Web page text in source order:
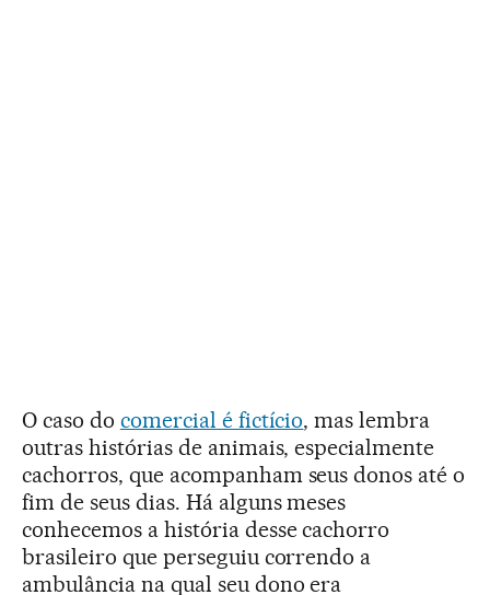
O caso do comercial é fictício, mas lembra
outras histórias de animais, especialmente
cachorros, que acompanham seus donos até o
fim de seus dias. Há alguns meses
conhecemos a história desse cachorro
brasileiro que perseguiu correndo a
ambulância na qual seu dono era